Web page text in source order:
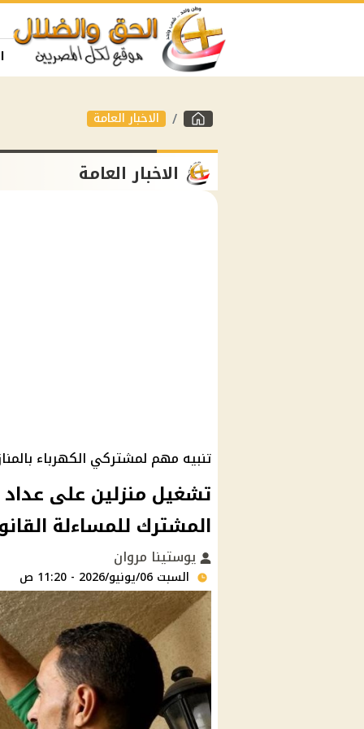
الاخبار العامة
الاخبار العامة
تنبيه مهم لمشتركي الكهرباء
تشغيل منزلين على
المشترك للمساءلة
يوستينا مروان
السبت 06/يونيو/2026 - 11:20 ص